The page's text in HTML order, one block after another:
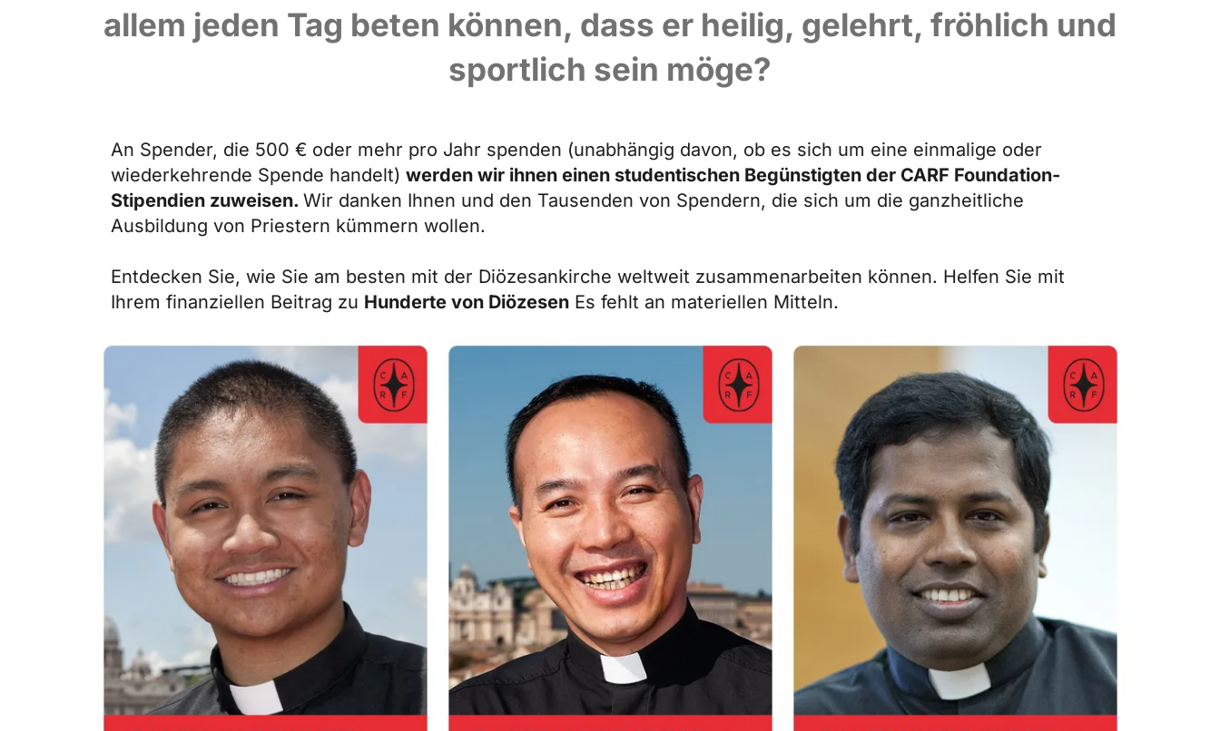
allem jeden Tag beten können, dass er heilig, gelehrt, fröhlich und
sportlich sein möge?
An Spender, die 500 € oder mehr pro Jahr spenden (unabhängig davon, ob es sich um eine einmalige oder
wiederkehrende Spende handelt) werden wir ihnen einen studentischen Begünstigten der CARF Foundation-
Stipendien zuweisen. Wir danken Ihnen und den Tausenden von Spendern, die sich um die ganzheitliche
Ausbildung von Priestern kümmern wollen.
Entdecken Sie, wie Sie am besten mit der Diözesankirche weltweit zusammenarbeiten können. Helfen Sie mit
Ihrem finanziellen Beitrag zu Hunderte von Diözesen Es fehlt an materiellen Mitteln.